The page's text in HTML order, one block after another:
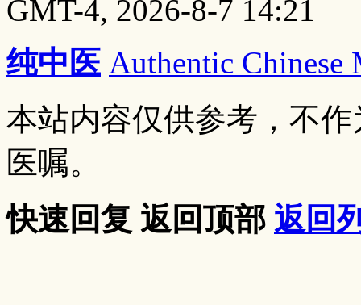
GMT-4, 2026-8-7 14:21
纯中医 Authentic
本站内容仅供参考，不
医嘱。
快速回复 返回顶部 返回